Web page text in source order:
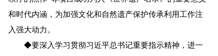
和时代内涵，为加强文化和自然遗产保护传承利用工作注
入强大动力。
◆要深入学习贯彻习近平总书记重要指示精神，进一